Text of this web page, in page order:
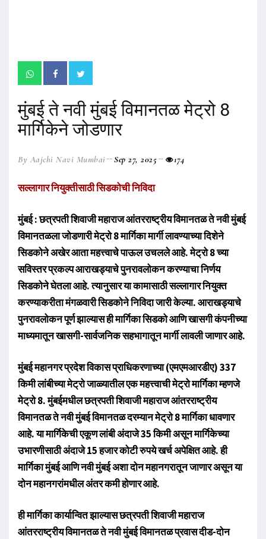
मुंबई ते नवी मुंबई विमानतळ मेट्रो 8
मार्गिकेने जोडणार
By Aajchi Navi Mumbai Sep 27, 2025 174
सल्लागार नियुक्तीसाठी सिडकोची निविदा
मुंबई : छत्रपती शिवाजी महाराज आंतरराष्ट्रीय विमानतळ ते नवी मुंबई
विमानतळला जोडणारी मेट्रो 8 मार्गिका मार्गी लावण्याच्या दिशेने
सिडकोने अखेर आता महत्त्वाचे पाऊल उचलले आहे. मेट्रो 8 च्या
सविस्तर प्रकल्प आराखड्याचे पुनरावलोकन करण्याचा निर्णय
सिडकोने घेतला आहे. त्यानुसार या कामासाठी सल्लागार नियुक्त
करण्याकरीता मंगळवारी सिडकोने निविदा जारी केल्या. आराखड्याचे
पुनरावलोकन पूर्ण झाल्यास ही मार्गिका सिडको आणि खासगी कंपनीच्या
माध्यमातून खासगी-सार्वजनिक सहभागातून मार्गी लावली जाणार आहे.
मुंबई महानगर प्रदेश विकास प्राधिकरणाच्या (एमएमआरडीए) 337
किमी लांबीच्या मेट्रो जाळ्यातील एक महत्त्वाची मेट्रो मार्गिका म्हणजे
मेट्रो 8. मुंबईमधील छत्रपती शिवाजी महाराज आंतरराष्ट्रीय
विमानतळ ते नवी मुंबई विमानतळ दरम्यान मेट्रो 8 मार्गिका धावणार
आहे. या मार्गिकेची एकूण लांबी अंदाजे 35 किमी असून मार्गिकेच्या
उभारणीसाठी अंदाजे 15 हजार कोटी रुपये खर्च अपेक्षित आहे. ही
मार्गिका मुंबई आणि नवी मुंबई अशा दोन महानगरातून जाणार असून या
दोन महानगरांमधील अंतर कमी होणार आहे.
ही मार्गिका कार्यान्वित झाल्यास छत्रपती शिवाजी महाराज
आंतरराष्ट्रीय विमानतळ ते नवी मुंबई विमानतळ प्रवास दीड-दोन